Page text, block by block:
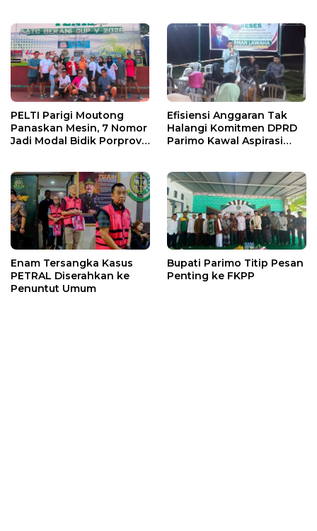
PELTI Parigi Moutong
Panaskan Mesin, 7 Nomor
Jadi Modal Bidik Porprov
Efisiensi Anggaran Tak
Halangi Komitmen DPRD
Parimo Kawal Aspirasi
Enam Tersangka Kasus
PETRAL Diserahkan ke
Penuntut Umum
Bupati Parimo Titip Pesan
Penting ke FKPP